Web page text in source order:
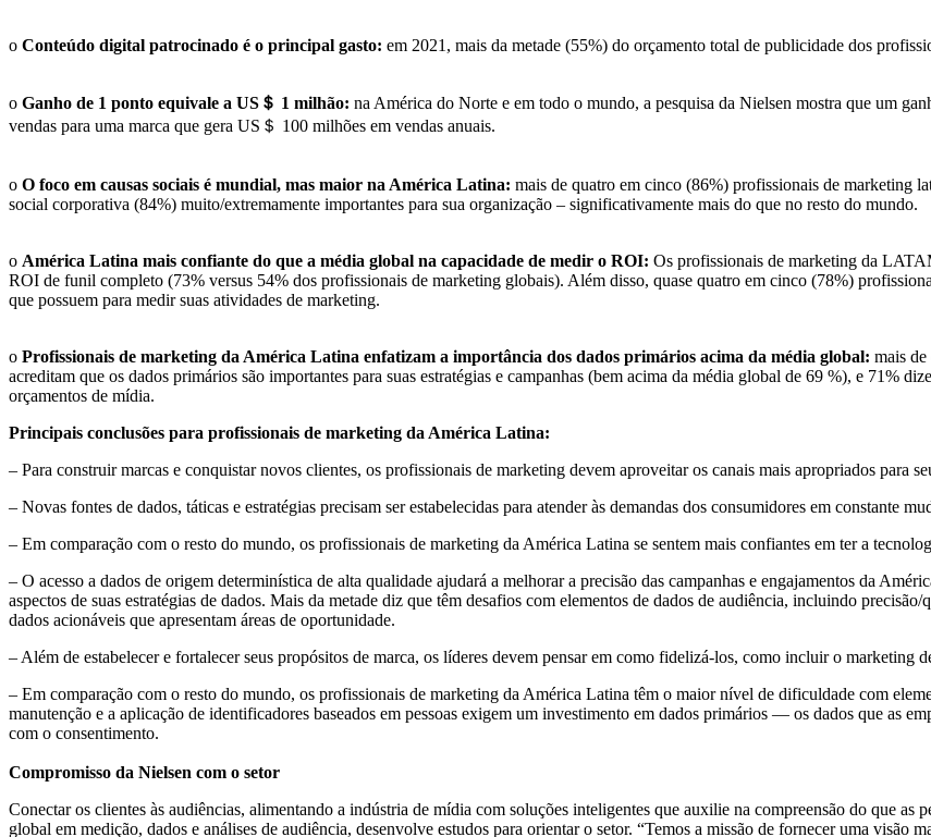
o Conteúdo digital patrocinado é o principal gasto: em 2021, mais da metade (55%) do orçamento total de publicidade dos
o Ganho de 1 ponto equivale a US＄ 1 milhão: na América do Norte e em todo o mundo, a pesquisa da Nielsen mostra que um
vendas para uma marca que gera US＄ 100 milhões em vendas anuais.
o O foco em causas sociais é mundial, mas maior na América Latina: mais de quatro em cinco (86%) profissionais de marketing
social corporativa (84%) muito/extremamente importantes para sua organização – significativamente mais do que no resto do mundo.
o América Latina mais confiante do que a média global na capacidade de medir o ROI: Os profissionais de marketing da
ROI de funil completo (73% versus 54% dos profissionais de marketing globais). Além disso, quase quatro em cinco (78%)
que possuem para medir suas atividades de marketing.
o Profissionais de marketing da América Latina enfatizam a importância dos dados primários acima da média global: mais
acreditam que os dados primários são importantes para suas estratégias e campanhas (bem acima da média global de 69 %), e 71%
orçamentos de mídia.
Principais conclusões para profissionais de marketing da América Latina:
– Para construir marcas e conquistar novos clientes, os profissionais de marketing devem aproveitar os canais mais apropriados para
– Novas fontes de dados, táticas e estratégias precisam ser estabelecidas para atender às demandas dos consumidores em constante
– Em comparação com o resto do mundo, os profissionais de marketing da América Latina se sentem mais confiantes em ter a
– O acesso a dados de origem determinística de alta qualidade ajudará a melhorar a precisão das campanhas e engajamentos da
aspectos de suas estratégias de dados. Mais da metade diz que têm desafios com elementos de dados de audiência, incluindo
dados acionáveis ​​que apresentam áreas de oportunidade.
– Além de estabelecer e fortalecer seus propósitos de marca, os líderes devem pensar em como fidelizá-los, como incluir o marketing
– Em comparação com o resto do mundo, os profissionais de marketing da América Latina têm o maior nível de dificuldade com
manutenção e a aplicação de identificadores baseados em pessoas exigem um investimento em dados primários — os dados que as
com o consentimento.
Compromisso da Nielsen com o setor
Conectar os clientes às audiências, alimentando a indústria de mídia com soluções inteligentes que auxilie na compreensão do que as
global em medição, dados e análises de audiência, desenvolve estudos para orientar o setor. “Temos a missão de fornecer uma visão